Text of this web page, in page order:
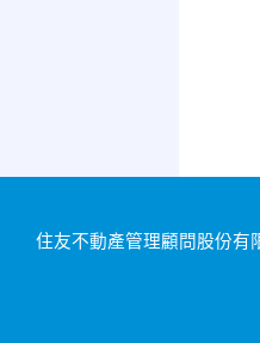
住友不動產管理顧問股份有